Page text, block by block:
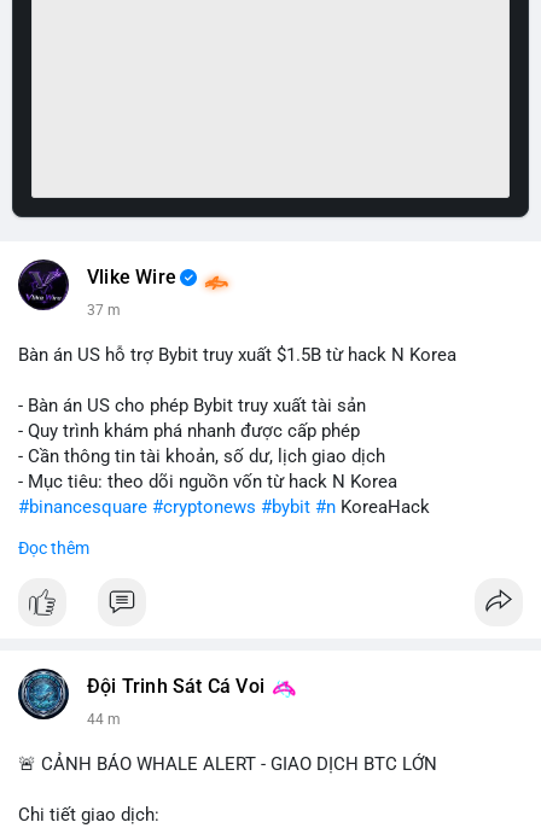
Vlike Wire
37 m
Bàn án US hỗ trợ Bybit truy xuất $1.5B từ hack N Korea
- Bàn án US cho phép Bybit truy xuất tài sản
- Quy trình khám phá nhanh được cấp phép
- Cần thông tin tài khoản, số dư, lịch giao dịch
- Mục tiêu: theo dõi nguồn vốn từ hack N Korea
#binancesquare #cryptonews #bybit #n KoreaHack
$btc $eth
#vlikevn #titanbot
Đọc thêm
Đội Trinh Sát Cá Voi
44 m
🚨 CẢNH BÁO WHALE ALERT - GIAO DỊCH BTC LỚN
Chi tiết giao dịch: